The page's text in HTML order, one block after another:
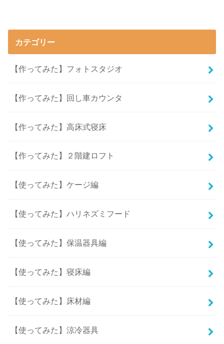
カテゴリー
【作ってみた】フォトスタジオ
【作ってみた】回し車カウンタ
【作ってみた】高床式寝床
【作ってみた】２階建ロフト
【使ってみた】ケージ編
【使ってみた】ハリネズミフード
【使ってみた】保温器具編
【使ってみた】寝床編
【使ってみた】床材編
【使ってみた】涼冷器具